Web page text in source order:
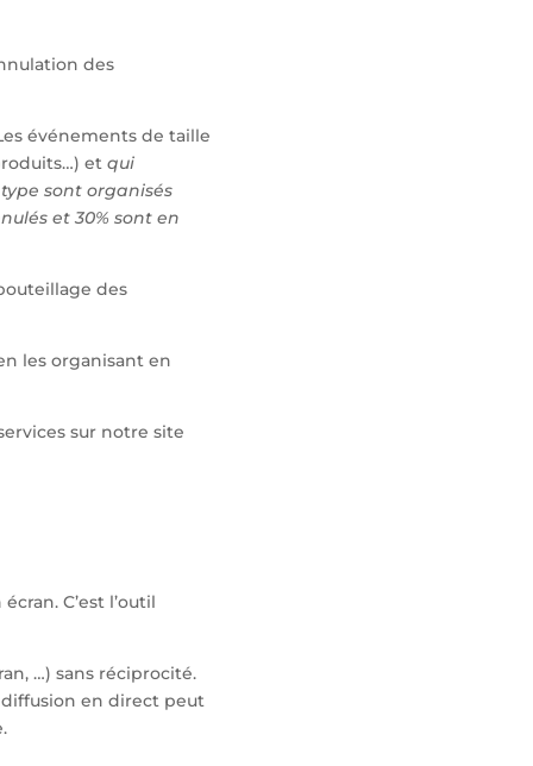
des
événements de taille
et qui
sont organisés
et 30% sont en
des
les organisant en
sur notre site
C’est l’outil
…) sans réciprocité.
en direct peut